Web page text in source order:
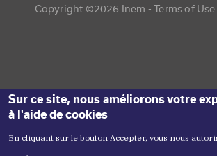
Copyright ©2026 Inem -Terms of Use
Sur ce site, nous améliorons votre
à l'aide de cookies
En cliquant sur le bouton Accepter, vous nous